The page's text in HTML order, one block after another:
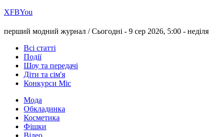
ХFBYou
перший модний журнал /Сьогодні - 9 сер 2026, 5:00 - неділя
Всі статті
Події
Шоу та передачі
Діти та сім'я
Конкурси Міс
Мода
Обкладинка
Косметика
Фішки